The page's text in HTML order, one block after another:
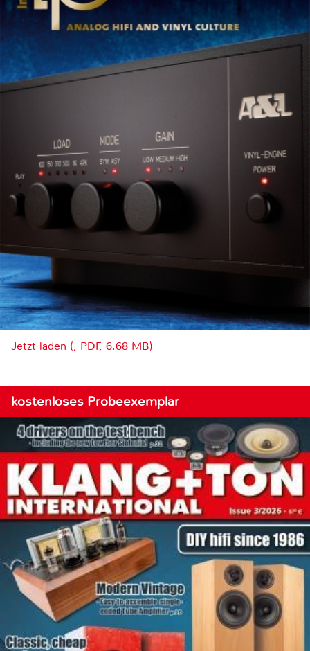
Jetzt laden (, PDF, 6.68 MB)
kostenloses Probeexemplar